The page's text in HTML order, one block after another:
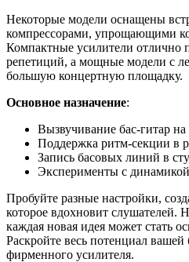
Некоторые модели оснащены
компрессорами, упрощающими
Компактные усилители отлично
репетиций, а мощные модели с
большую концертную площадку.
Основное назначение:
Вызвучивание бас-гитар
Поддержка ритм-секции в
Запись басовых линий в
Эксперименты с
Пробуйте разные настройки,
которое вдохновит слушателей.
каждая новая идея может стать
Раскройте весь потенциал
фирменного усилителя.